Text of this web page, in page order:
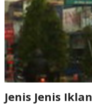
Jenis Jenis Iklan